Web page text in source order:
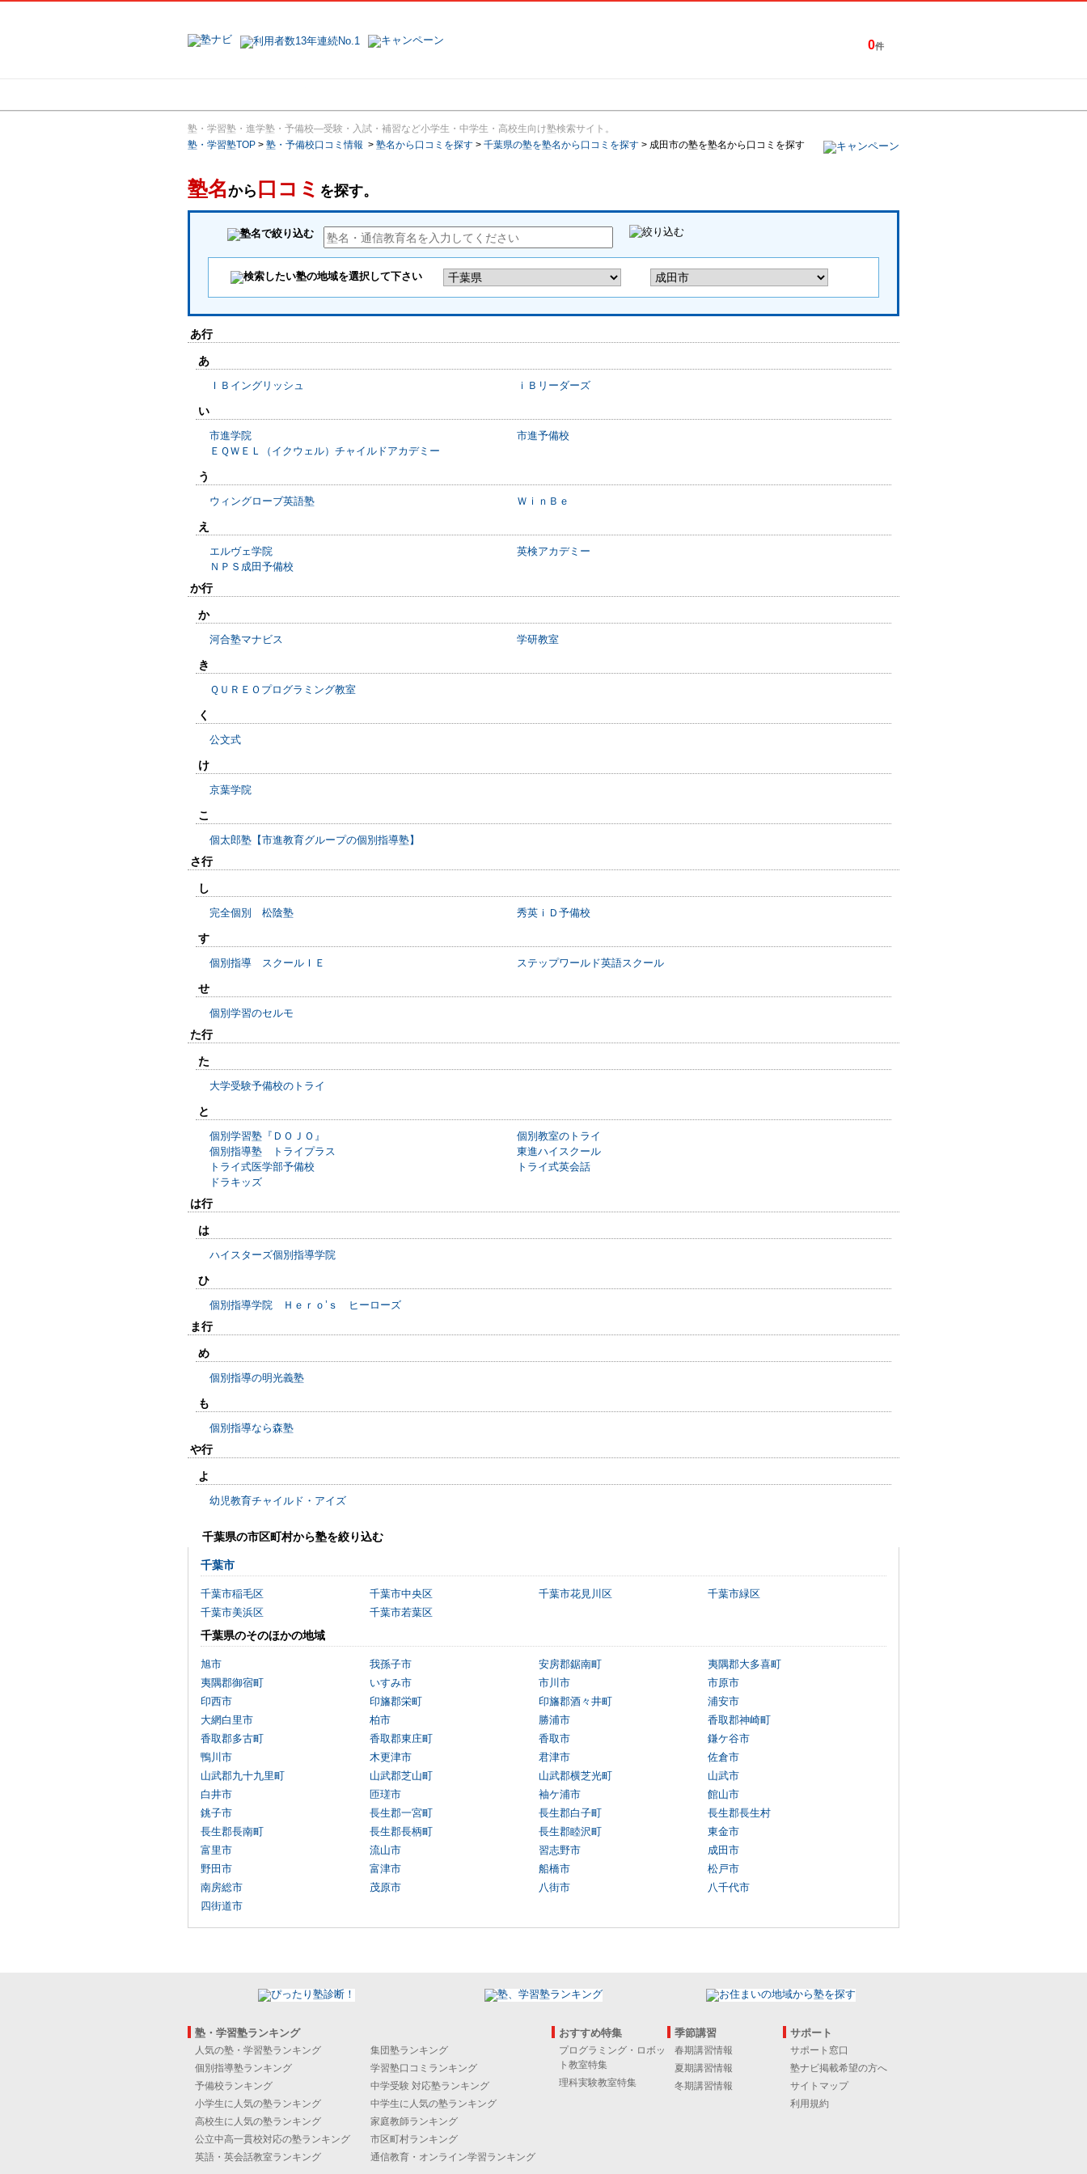
0件
塾・学習塾・進学塾・予備校―受験・入試・補習など小学生・中学生・高校生向け塾検索サイト。
塾・学習塾TOP > 塾・予備校口コミ情報 > 塾名から口コミを探す > 千葉県の塾を塾名から口コミを探す > 成田市の塾を塾名から口コミを探す
塾名から 口コミ を探す。
あ行
あ
ＩＢイングリッシュ ｉＢリーダーズ
い
市進学院
市進予備校
ＥＱＷＥＬ（イクウェル）チャイルドアカデミー
う
ウィングローブ英語塾 ＷｉｎＢｅ
え
エルヴェ学院
英検アカデミー
ＮＰＳ成田予備校
か行
か
河合塾マナビス 学研教室
き
ＱＵＲＥＯプログラミング教室
く
公文式
け
京葉学院
こ
個太郎塾【市進教育グループの個別指導塾】
さ行
し
完全個別 松陰塾 秀英ｉＤ予備校
す
個別指導 スクールＩＥ ステップワールド英語スクール
せ
個別学習のセルモ
た行
た
大学受験予備校のトライ
と
個別学習塾『ＤＯＪＯ』
個別教室のトライ
個別指導塾 トライプラス
東進ハイスクール
トライ式医学部予備校
トライ式英会話
ドラキッズ
は行
は
ハイスターズ個別指導学院
ひ
個別指導学院 Ｈｅｒｏ’ｓ ヒーローズ
ま行
め
個別指導の明光義塾
も
個別指導なら森塾
や行
よ
幼児教育チャイルド・アイズ
千葉県の市区町村から塾を絞り込む
千葉市
千葉市稲毛区 千葉市中央区 千葉市花見川区
千葉市緑区
千葉市美浜区
千葉市若葉区
千葉県のそのほかの地域
旭市 我孫子市 安房郡鋸南町
夷隅郡大多喜町
夷隅郡御宿町
いすみ市 市川市
市原市
印西市
印旛郡栄町 印旛郡酒々井町
浦安市
大網白里市
柏市 勝浦市
香取郡神崎町
香取郡多古町
香取郡東庄町 香取市
鎌ケ谷市
鴨川市
木更津市 君津市
佐倉市
山武郡九十九里町
山武郡芝山町 山武郡横芝光町
山武市
白井市
匝瑳市 袖ケ浦市
館山市
銚子市
長生郡一宮町 長生郡白子町
長生郡長生村
長生郡長南町
長生郡長柄町 長生郡睦沢町
東金市
富里市
流山市 習志野市
成田市
野田市
富津市 船橋市
松戸市
南房総市
茂原市 八街市
八千代市
四街道市
塾・学習塾ランキング
人気の塾・学習塾ランキング
集団塾ランキング
個別指導塾ランキング
学習塾口コミランキング
予備校ランキング
中学受験 対応塾ランキング
小学生に人気の塾ランキング
中学生に人気の塾ランキング
高校生に人気の塾ランキング
家庭教師ランキング
公立中高一貫校対応の塾ランキング
市区町村ランキング
英語・英会話教室ランキング
通信教育・オンライン学習ランキング
おすすめ特集
プログラミング・ロボッ
ト教室特集
理科実験教室特集
季節講習
春期講習情報
夏期講習情報
冬期講習情報
サポート
サポート窓口
塾ナビ掲載希望の方へ
サイトマップ
利用規約